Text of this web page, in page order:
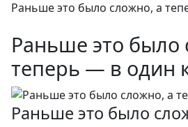
Раньше это было сложно, а
Раньше это было
теперь — в один
Раньше это было